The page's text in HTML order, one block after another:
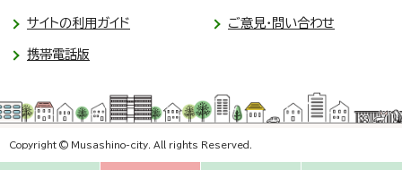
サイトの利用ガイド ご意見・問い合わせ
携帯電話版
Copyright © Musashino-city. All rights Reserved.